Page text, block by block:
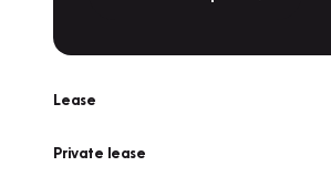
Lease
Private lease